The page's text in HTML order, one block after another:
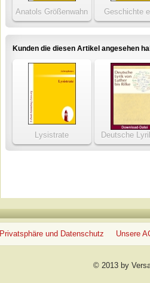
Anatols Größenwahn
Geschichte
Teutschen der
Zeit
Kunden die diesen Artikel angesehen
Lysistrate
Deutsche
Luther bis
Privatsphäre und Datenschutz Unsere
© 2013 by